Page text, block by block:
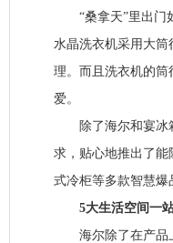
“桑拿天”里出门如
水晶洗衣机采用大
理。而且洗衣机的筒
爱。
除了海尔和宴冰箱
求，贴心地推出了
式冷柜等多款智慧爆
5大生活空间一
海尔除了在产品上